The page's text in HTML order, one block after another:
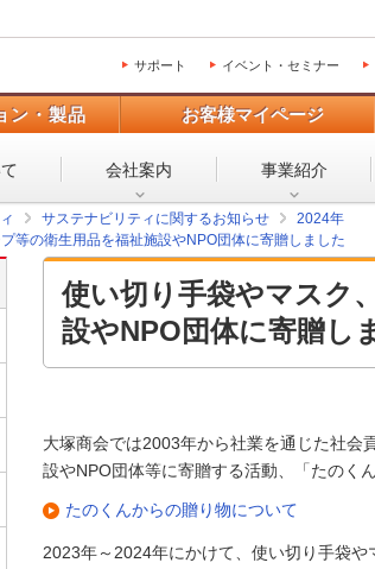
サポート イベント・セミナー
ン・製品 お客様マイページ
会社案内 事業紹介
サステナビリティに関するお知らせ
2024年
等の衛生用品を福祉施設やNPO団体に寄贈しました
使い切り手袋やマスク
設やNPO団体に寄贈し
大塚商会では2003年から社業を通じた社会
設やNPO団体等に寄贈する活動、「たのく
たのくんからの贈り物について
2023年～2024年にかけて、使い切り手袋